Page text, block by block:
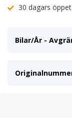
30 dagars
Bilar/År -